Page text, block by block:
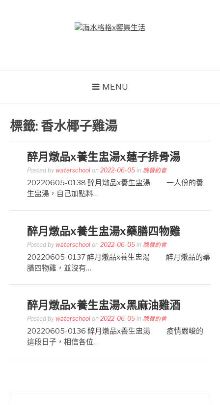
MENU
標籤:香水椰子雞湯
醉月燉品x養生盅湯x蓮子排骨湯
Posted by waterschool on 2022-06-05 in 晚餐約會
20220605-0138 醉月燉品x養生盅湯 一人份的養
生盅湯，自己加點料…
醉月燉品x養生盅湯x藥膳四物雞
Posted by waterschool on 2022-06-05 in 晚餐約會
20220605-0137 醉月燉品x養生盅湯 醉月燉品的藥
膳四物雞，並沒有…
醉月燉品x養生盅湯x黑麻油雞酒
Posted by waterschool on 2022-06-05 in 晚餐約會
20220605-0136 醉月燉品x養生盅湯 疫情嚴峻的
這段日子，相信各位…